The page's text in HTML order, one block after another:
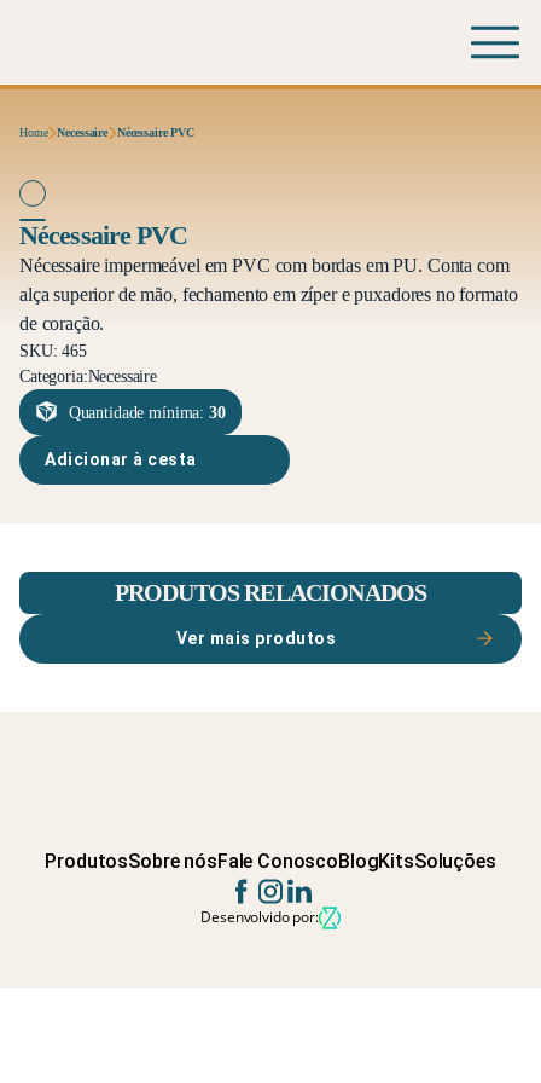
Home Necessaire Nécessaire PVC
Nécessaire PVC
Nécessaire impermeável em PVC com bordas em PU. Conta com
alça superior de mão, fechamento em zíper e puxadores no formato
de coração.
SKU: 465
Categoria:Necessaire
Quantidade mínima: 30
Adicionar à cesta
PRODUTOS RELACIONADOS
Ver mais produtos
ProdutosSobre nósFale ConoscoBlogKitsSoluções
Desenvolvido por: